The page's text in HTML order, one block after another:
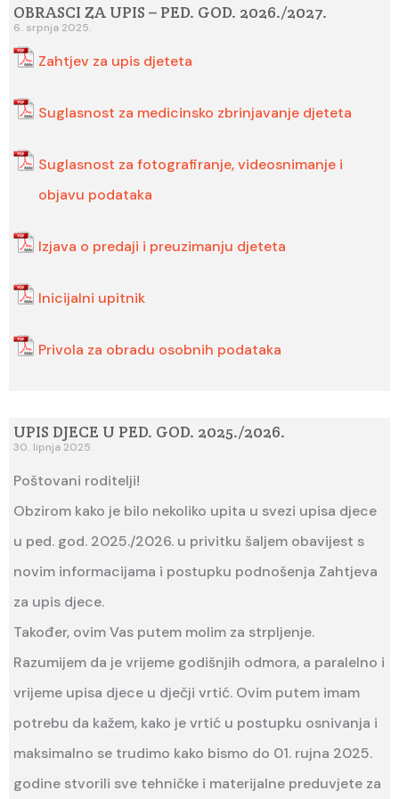
OBRASCI ZA UPIS – PED. GOD. 2026./2027.
6. srpnja 2025.
Zahtjev za upis djeteta
Suglasnost za medicinsko zbrinjavanje djeteta
Suglasnost za fotografiranje, videosnimanje i
objavu podataka
Izjava o predaji i preuzimanju djeteta
Inicijalni upitnik
Privola za obradu osobnih podataka
UPIS DJECE U PED. GOD. 2025./2026.
30. lipnja 2025.
Poštovani roditelji!
Obzirom kako je bilo nekoliko upita u svezi upisa djece
u ped. god. 2025./2026. u privitku šaljem obavijest s
novim informacijama i postupku podnošenja Zahtjeva
za upis djece.
Također, ovim Vas putem molim za strpljenje.
Razumijem da je vrijeme godišnjih odmora, a paralelno i
vrijeme upisa djece u dječji vrtić. Ovim putem imam
potrebu da kažem, kako je vrtić u postupku osnivanja i
maksimalno se trudimo kako bismo do 01. rujna 2025.
godine stvorili sve tehničke i materijalne preduvjete za